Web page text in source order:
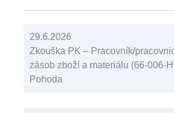
29.6.2026
Zkouška PK – Pracovník/
zásob zboží a materiálu (66-006-
Pohoda